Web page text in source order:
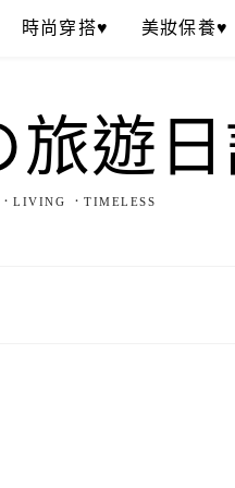
時尚穿搭♥ 美妝保養♥
旅遊
LIVING ．TIMELESS